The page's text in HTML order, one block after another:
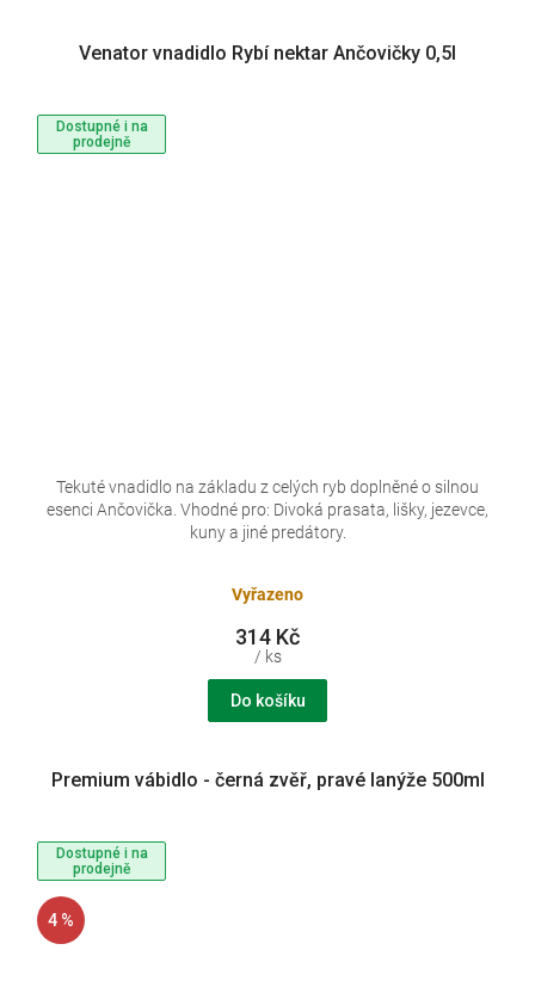
Dostupné i na
prodejně
Venator vnadidlo Rybí nektar Ančovičky 0,5l
Vyřazeno
314 Kč
/ ks
Do košíku
Tekuté vnadidlo na základu z celých ryb doplněné o silnou
esenci Ančovička. Vhodné pro: Divoká prasata, lišky, jezevce,
kuny a jiné predátory.
Dostupné i na
prodejně
4 %
Premium vábidlo - černá zvěř, pravé lanýže 500ml